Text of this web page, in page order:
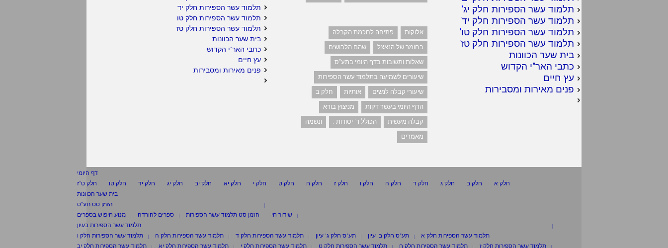
תלמוד עשר הספירות חלק יג'
תלמוד עשר הספירות חלק יד'
תלמוד עשר הספירות חלק טו'
תלמוד עשר הספירות חלק טז'
בית שער הכוונות
כתבי האר"י הקדוש
עץ חיים
פנים מאירות ומסבירות
אלוקות
פתיחה לחכמת הקבלה
בחומר של הנאצל
שהם הלבושים
שאלות ותשובות בדף היומי בתע"ס
שיעורים לשמיעה בתלמוד עשר הספירות
שיעורי קבלה לנשים
אותיות
חלק ב
הדף היומי בעשר דקות
מניצוץ בורא
קבלה מעשית
הכולל ד' יסודות .
ונשמה
מאמרים
תלמוד עשר הספירות חלק יד
תלמוד עשר הספירות חלק טו
תלמוד עשר הספירות חלק טז
בית שער הכוונות
כתבי האר"י הקדוש
עץ חיים
פנים מאירות ומסבירות
דף היומי
חלק א
חלק ב חלק ג חלק ד חלק ה חלק ו חלק ז חלק ח חלק ט חלק י חלק יא חלק יב חלק יג חלק יד חלק טו
חלק ט"ז
בית שער הכוונות
שידור חי
הזמן סט תע"ס
הזמן סט תלמוד עשר הספירות
ספרים להורדה
מנוע חיפוש בספרים
תלמוד עשר הספירות בעיון
תלמוד עשר הספירות חלק א
תע"ס חלק ב' עיון תע"ס חלק ג' עיון תלמוד עשר הספירות חלק ד תלמוד עשר הספירות חלק ה
תלמוד עשר הספירות חלק ו
תלמוד עשר הספירות חלק ז
תלמוד עשר הספירות חלק ח תלמוד עשר הספירות חלק ט תלמוד עשר הספירות חלק י תלמוד עשר הספירות חלק יא תלמוד עשר הספירות חלק יב